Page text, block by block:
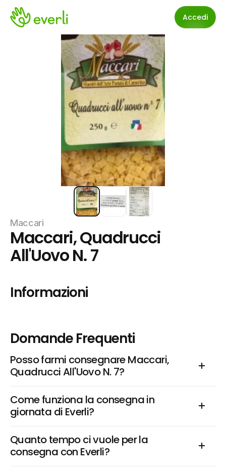
Accedi
Maccari
Maccari, Quadrucci
All'Uovo N. 7
Informazioni
Domande Frequenti
Posso farmi consegnare Maccari,
Quadrucci All'Uovo N. 7?
Come funziona la consegna in
giornata di Everli?
Quanto tempo ci vuole per la
consegna con Everli?